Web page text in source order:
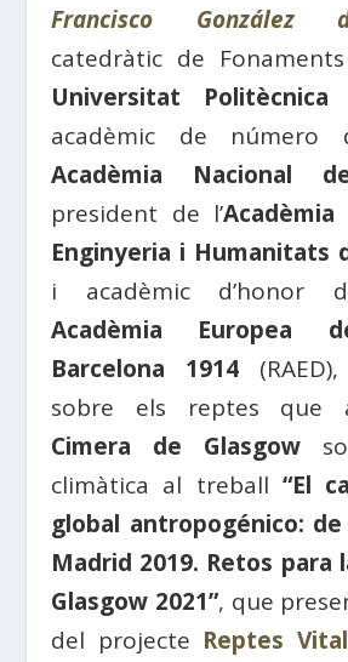
Francisco González
catedràtic de
Universitat
acadèmic de
Acadèmia Nacional
president de l’Acadèmia
Enginyeria i Humanitats
i acadèmic d’honor
Acadèmia Europea
Barcelona 1914
sobre els reptes que
Cimera de Glasgow
climàtica al treball “El
global antropogénico: de
Madrid 2019. Retos para
Glasgow 2021”, que
del projecte Reptes